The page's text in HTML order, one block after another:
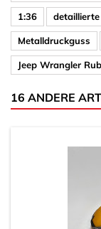
1:36
Metalldruckguss
Jeep Wrangler
16 ANDERE